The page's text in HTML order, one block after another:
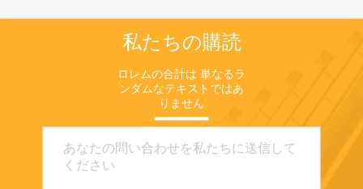
私たちの購読
ロレムの合計は 単なるラ
ンダムなテキストではあ
りません